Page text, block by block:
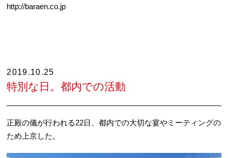
http://baraen.co.jp
2019.10.25
特別な日。都内での活動
正殿の儀が行われる22日、都内での大切な宴やミーティングの
ため上京した。